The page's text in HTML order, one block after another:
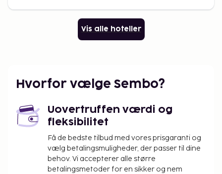
Vis alle hoteller
Hvorfor vælge Sembo?
Uovertruffen værdi og
fleksibilitet
Få de bedste tilbud med vores prisgaranti og
vælg betalingsmuligheder, der passer til dine
behov. Vi accepterer alle større
betalingsmetoder for en sikker og nem